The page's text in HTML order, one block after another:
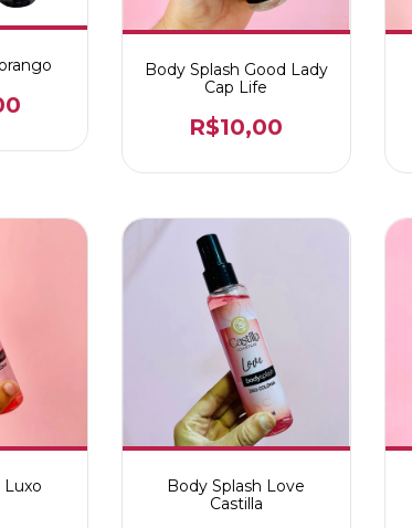
Body Splash Good Lady
Cap Life
R$10,00
Luxo
Body Splash Love
Castilla